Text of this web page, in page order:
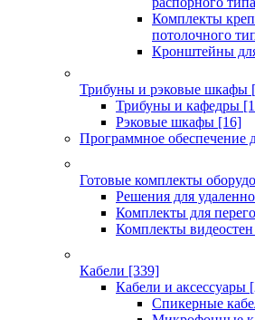
Комплекты
потолочного
Кронштейны
Трибуны и рэковые шкафы
Трибуны и кафедры
Рэковые шкафы [16]
Программное обеспечение
Готовые комплекты
Решения для
Комплекты для
Комплекты видеостен
Кабели [339]
Кабели и аксессуары
Спикерные